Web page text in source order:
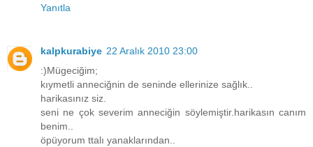
Yanıtla
kalpkurabiye 22 Aralık 2010 23:00
:)Mügeciğim;
kıymetli anneciğnin de seninde ellerinize sağlık..
harikasınız siz.
seni ne çok severim anneciğin söylemiştir.harikasın canım
benim..
öpüyorum ttalı yanaklarından..